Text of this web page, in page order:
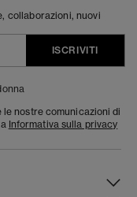
collaborazioni, nuovi
ISCRIVITI
nostre comunicazioni di
Informativa sulla privacy